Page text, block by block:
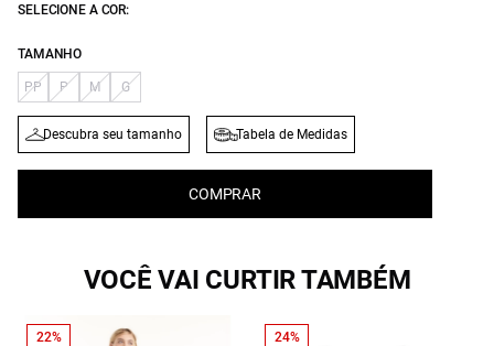
SELECIONE A COR:
TAMANHO
PP P M G
Descubra seu tamanho Tabela de Medidas
COMPRAR
VOCÊ VAI CURTIR TAMBÉM
22%
24%